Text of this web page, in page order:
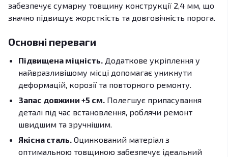
забезпечує сумарну товщину конструкції 2,4 мм, що
значно підвищує жорсткість та довговічність порога.
Основні переваги
Підвищена міцність. Додаткове укріплення у
найвразливішому місці допомагає уникнути
деформацій, корозії та повторного ремонту.
Запас довжини +5 см. Полегшує припасування
деталі під час встановлення, роблячи ремонт
швидшим та зручнішим.
Якісна сталь. Оцинкований матеріал з
оптимальною товщиною забезпечує ідеальний